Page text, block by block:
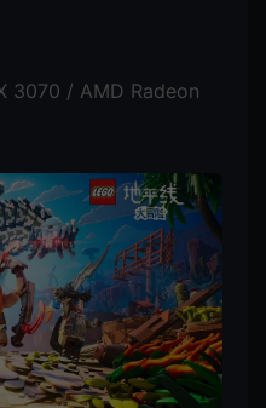
3070 / AMD Radeon